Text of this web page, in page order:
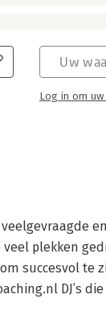
Uw
Log in om
plekken
succesvol te
DJ’s